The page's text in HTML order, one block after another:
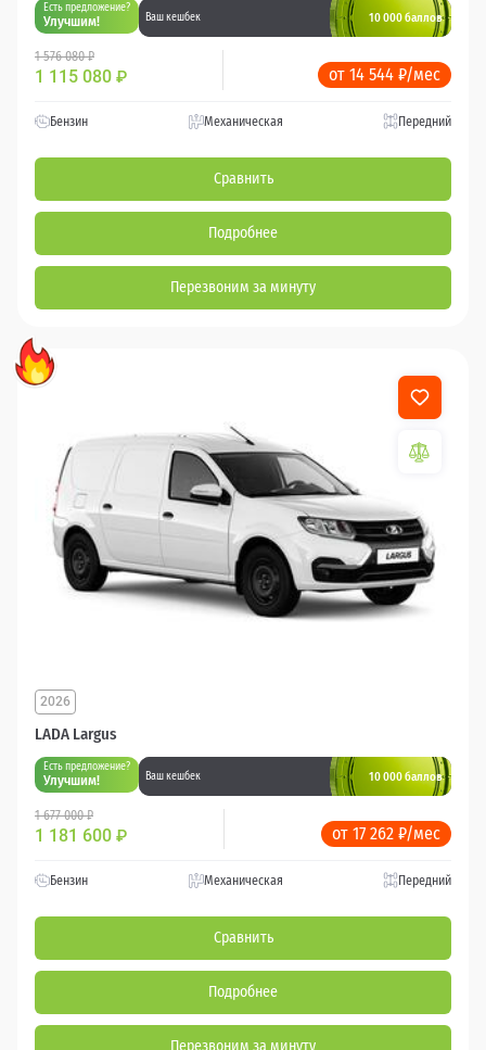
Есть предложение?
Улучшим! Ваш кешбек 10 000 баллов
1 576 080 ₽
1 115 080 ₽ от 14 544 ₽/мес
Бензин Механическая Передний
Сравнить
Подробнее
Перезвоним за минуту
LADA Largus
2026
Есть предложение?
Улучшим! Ваш кешбек 10 000 баллов
1 677 000 ₽
1 181 600 ₽ от 17 262 ₽/мес
Бензин Механическая Передний
Сравнить
Подробнее